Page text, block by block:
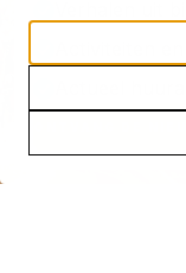
Activiteiten
Actueel
ONTVANG DE